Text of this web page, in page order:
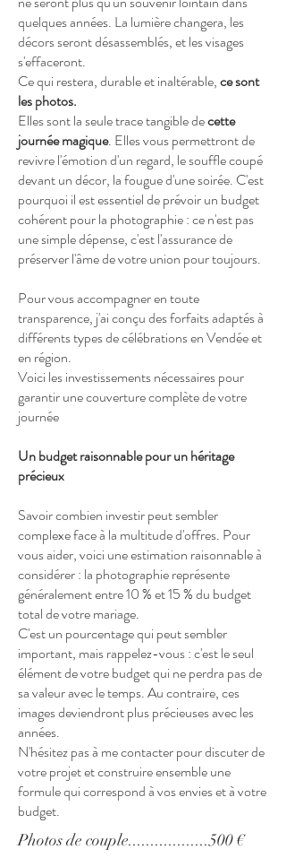
quelques années. La lumière changera, les
décors seront désassemblés, et les visages
s'effaceront.
Ce qui restera, durable et inaltérable,ce sont
les photos.
Elles sont la seule trace tangible decette
journée magique. Elles vous permettront de
revivre l'émotion d'un regard, le souffle coupé
devant un décor, la fougue d'une soirée. C'est
pourquoi il est essentiel de prévoir un budget
cohérent pour la photographie : ce n'est pas
une simple dépense, c'est l'assurance de
préserver l'âme de votre union pour toujours.
Pour vous accompagner en toute
transparence, j'ai conçu des forfaits adaptés à
différents types de célébrations en Vendée et
en région.
Voici les investissements nécessaires pour
garantir une couverture complète de votre
journée
Un budget raisonnable pour un héritage
précieux
Savoir combien investir peut sembler
complexe face à la multitude d'offres. Pour
vous aider, voici une estimation raisonnable à
considérer : la photographie représente
généralement entre 10 % et 15 % du budget
total de votre mariage.
C'est un pourcentage qui peut sembler
important, mais rappelez-vous : c'est le seul
élément de votre budget qui ne perdra pas de
sa valeur avec le temps. Au contraire, ces
images deviendront plus précieuses avec les
années.
N'hésitez pas à me contacter pour discuter de
votre projet et construire ensemble une
formule qui correspond à vos envies et à votre
budget.
Photos de couple..................500 €